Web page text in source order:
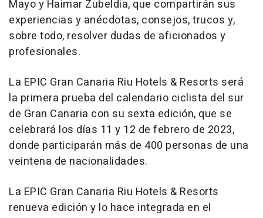
Mayo y Haimar Zubeldia, que compartirán sus
experiencias y anécdotas, consejos, trucos y,
sobre todo, resolver dudas de aficionados y
profesionales.
La EPIC Gran Canaria Riu Hotels & Resorts será
la primera prueba del calendario ciclista del sur
de Gran Canaria con su sexta edición, que se
celebrará los días 11 y 12 de febrero de 2023,
donde participarán más de 400 personas de una
veintena de nacionalidades.
La EPIC Gran Canaria Riu Hotels & Resorts
renueva edición y lo hace integrada en el